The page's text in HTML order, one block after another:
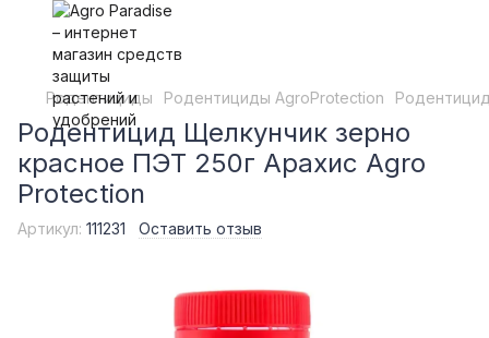
Родентициды Родентициды AgroProtection
Родентицид Щелкунчик зерно
красное ПЭТ 250г Арахис Agro
Protection
Артикул: 111231 Оставить отзыв